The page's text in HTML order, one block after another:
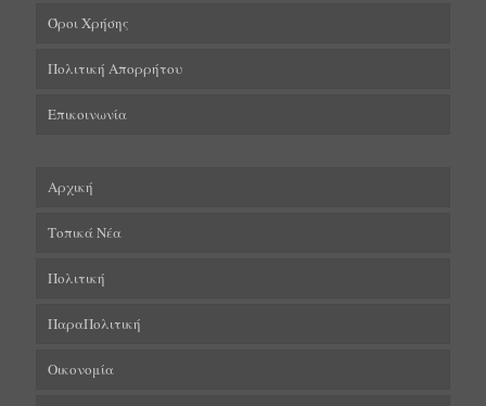
Όροι Χρήσης
Πολιτική Απορρήτου
Επικοινωνία
Αρχική
Τοπικά Νέα
Πολιτική
ΠαραΠολιτική
Οικονομία